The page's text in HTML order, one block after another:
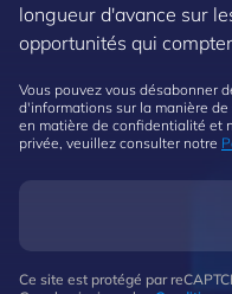
longueur d'avance sur
opportunités qui
Vous pouvez vous désabonner
d'informations sur la manière
en matière de confidentialité et
privée, veuillez consulter notre
Ce site est protégé par